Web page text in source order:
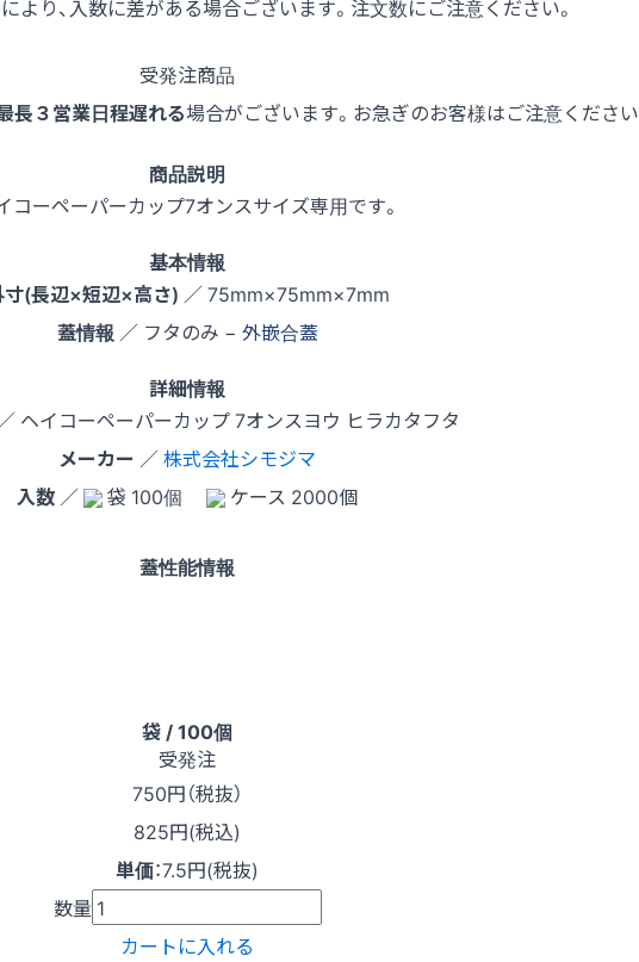
より、入数に差がある場合ございます。注文数にご注意ください。
受発注商品
長３営業日程遅れる場合がございます。お急ぎのお客様はご注意ください
商品説明
コーペーパーカップ7オンスサイズ専用です。
基本情報
寸(長辺×短辺×高さ) ／ 75mm×75mm×7mm
蓋情報 ／ フタのみ − 外嵌合蓋
詳細情報
／ ヘイコーペーパーカップ 7オンスヨウ ヒラカタフタ
メーカー ／株式会社シモジマ
入数 ／ 袋 100個 ケース 2000個
蓋性能情報
袋 / 100個
受発注
750円（税抜）
825円(税込)
単価：7.5円(税抜)
数量
カートに入れる